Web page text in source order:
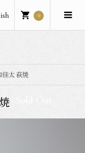
0
佳太 萩焼